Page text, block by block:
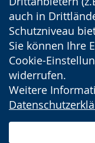
auch in
Schutzniveau
Sie können Ihre
Cookie-
widerrufen.
Weitere